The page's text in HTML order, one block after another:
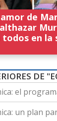
de
en la
DE
el
un plan